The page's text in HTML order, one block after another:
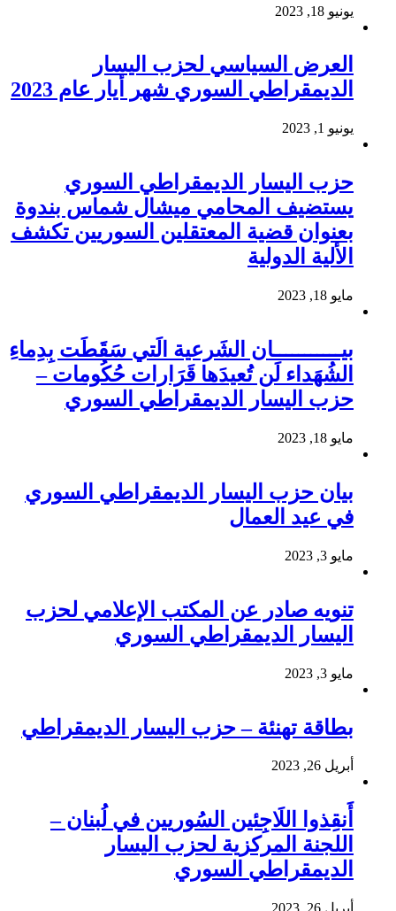
يونيو 18, 2023
العرض السياسي لحزب اليسار
الديمقراطي السوري شهر أيار عام 2023
يونيو 1, 2023
حزب اليسار الديمقراطي السوري
يستضيف المحامي ميشال شماس بندوة
بعنوان قضية المعتقلين السوريين تكشف
الألية الدولية
مايو 18, 2023
بيـــــــــــان الشَرعية الَتي سَقَطَت بِدِماءِ
الشُهَداء لَن تُعيدَها قَرَارات حُكُومات –
حزب اليسار الديمقراطي السوري
مايو 18, 2023
بيان حزب اليسار الديمقراطي السوري
في عيد العمال
مايو 3, 2023
تنويه صادر عن المكتب الإعلامي لحزب
اليسار الديمقراطي السوري
مايو 3, 2023
بطاقة تهنئة – حزب اليسار الديمقراطي
أبريل 26, 2023
أَنقِذوا اللَاجِئين السُوريين في لُبنان –
اللجنة المركزية لحزب اليسار
الديمقراطي السوري